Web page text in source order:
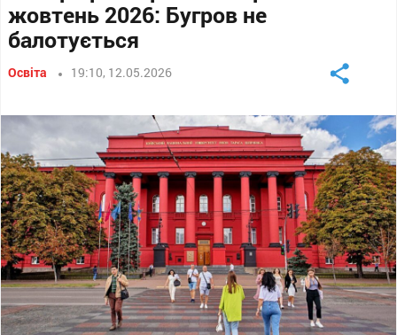
жовтень 2026: Бугров не
балотується
Освіта 19:10, 12.05.2026